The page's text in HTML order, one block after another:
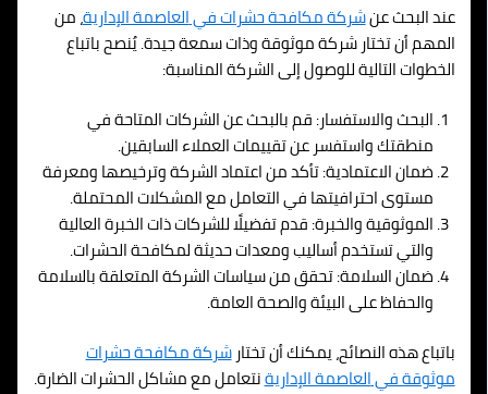
عند البحث عنشركة مكافحة حشرات فيالعاصمة الإدارية، من
المهم أن تختار شركة موثوقة وذات سمعة جيدة. يُنصح باتباع
الخطوات التالية للوصول إلى الشركة المناسبة:
البحث والاستفسار: قم بالبحث عن الشركات المتاحة في
منطقتك واستفسر عن تقييمات العملاء السابقين.
ضمان الاعتمادية: تأكد من اعتماد الشركة وترخيصها ومعرفة
مستوى احترافيتها في التعامل مع المشكلات المحتملة.
الموثوقية والخبرة: قدم تفضيلًا للشركات ذات الخبرة العالية
والتي تستخدم أساليب ومعدات حديثة لمكافحة الحشرات.
ضمان السلامة: تحقق من سياسات الشركة المتعلقة بالسلامة
والحفاظ على البيئة والصحة العامة.
باتباع هذه النصائح، يمكنك أن تختارشركة مكافحة حشرات
موثوقة فيالعاصمة الإداريةنتعامل مع مشاكل الحشرات الضارة.